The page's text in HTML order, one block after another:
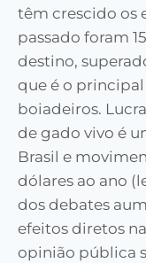
têm crescido os
passado foram
destino,
que é o
boiadeiros.
de gado vivo é
Brasil e
dólares ao ano
dos debates
efeitos diretos
opinião pública